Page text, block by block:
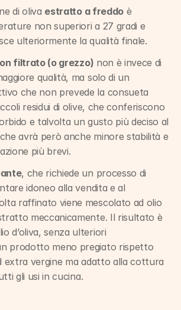
di oliva estratto a freddo è
non superiori a 27 gradi e
ulteriormente la qualità finale.
filtrato (o grezzo) non è invece di
qualità, ma solo di un
che non prevede la consueta
residui di olive, che conferiscono
e talvolta un gusto più deciso al
avrà però anche minore stabilità e
più brevi.
, che richiede un processo di
idoneo alla vendita e al
raffinato viene mescolato ad olio
meccanicamente. Il risultato è
d’oliva, senza ulteriori
prodotto meno pregiato rispetto
extra vergine ma adatto alla cottura
gli usi in cucina.